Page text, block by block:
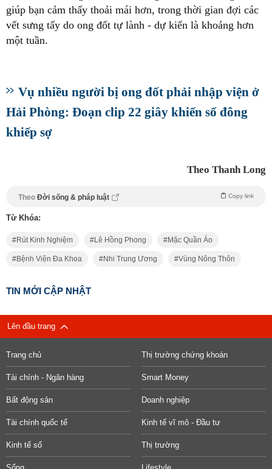
giúp bạn cảm thấy thoải mái hơn, trong thời gian đợi các
vết sưng tấy do ong đốt tự lành - dự kiến là khoảng hơn
một tuần.
Vụ nhiều người bị ong đốt phải nhập viện ở
Hải Phòng: Đoạn clip 22 giây khiến số đông
khiếp sợ
Theo Thanh Long
Theo Đời sống & pháp luật Copy link
Từ Khóa:
Rút Kinh Nghiệm Lê Hồng Phong Mặc Quần Áo
Bệnh Viện Đa Khoa Nhi Trung Ương Vùng Nông Thôn
TIN MỚI CẬP NHẬT
Lên đầu trang
Trang chủ Thị trường chứng khoán
Tài chính - Ngân hàng Smart Money
Bất động sản Doanh nghiệp
Tài chính quốc tế Kinh tế vĩ mô - Đầu tư
Kinh tế số Thị trường